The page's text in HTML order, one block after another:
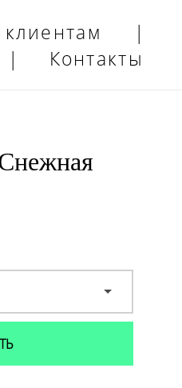
|
| Контакты